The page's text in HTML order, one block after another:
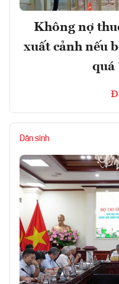
Không nợ
xuất cảnh nếu
quá
Dân sinh